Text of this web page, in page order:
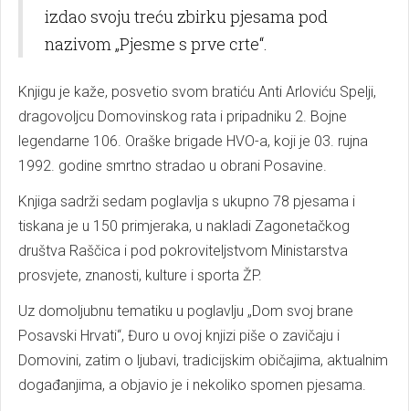
izdao svoju treću zbirku pjesama pod
nazivom „Pjesme s prve crte“.
Knjigu je kaže, posvetio svom bratiću Anti Arloviću Spelji,
dragovoljcu Domovinskog rata i pripadniku 2. Bojne
legendarne 106. Oraške brigade HVO-a, koji je 03. rujna
1992. godine smrtno stradao u obrani Posavine.
Knjiga sadrži sedam poglavlja s ukupno 78 pjesama i
tiskana je u 150 primjeraka, u nakladi Zagonetačkog
društva Raščica i pod pokroviteljstvom Ministarstva
prosvjete, znanosti, kulture i sporta ŽP.
Uz domoljubnu tematiku u poglavlju „Dom svoj brane
Posavski Hrvati“, Đuro u ovoj knjizi piše o zavičaju i
Domovini, zatim o ljubavi, tradicijskim običajima, aktualnim
događanjima, a objavio je i nekoliko spomen pjesama.